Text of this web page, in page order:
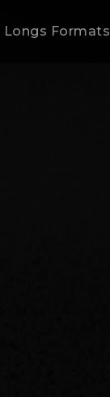
Longs Formats